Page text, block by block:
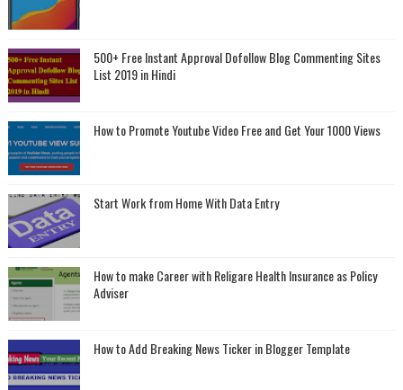
500+ Free Instant Approval Dofollow Blog Commenting Sites
List 2019 in Hindi
How to Promote Youtube Video Free and Get Your 1000 Views
Start Work from Home With Data Entry
How to make Career with Religare Health Insurance as Policy
Adviser
How to Add Breaking News Ticker in Blogger Template